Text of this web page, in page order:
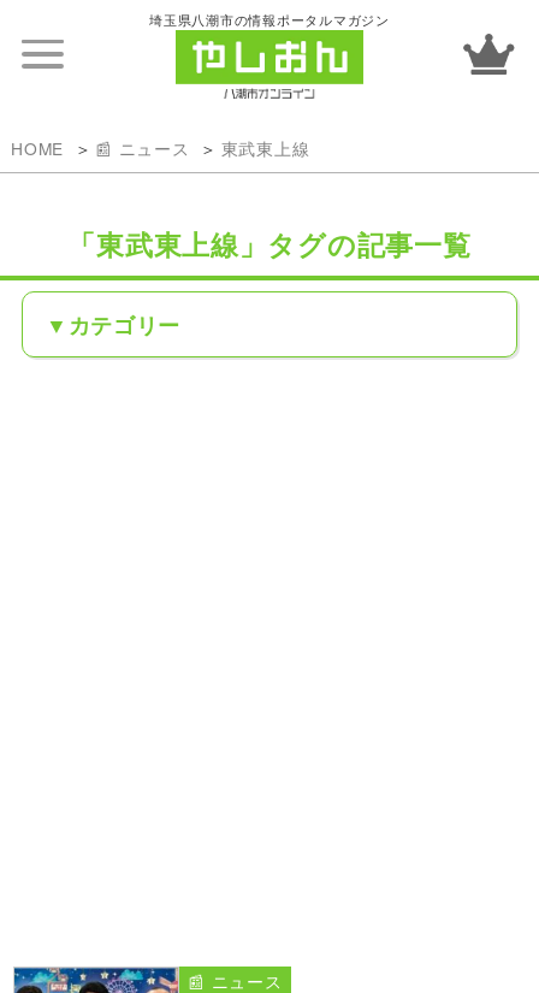
埼玉県八潮市の情報ポータルマガジン
HOME 📰 ニュース 東武東上線
「東武東上線」タグの記事一覧
カテゴリー
📰 ニュース